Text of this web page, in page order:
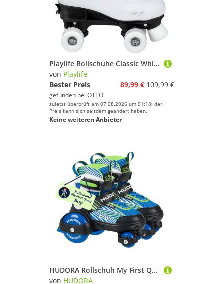
Playlife Rollschuhe Classic White adjustable
von Playlife
Bester Preis
89,99 € 109,99 €
gefunden bei OTTO
zuletzt überprüft am 07.08.2026 um 01:18; der
Preis kann sich seitdem geändert haben.
Keine weiteren Anbieter
HUDORA Rollschuh My First Quad in versch. Größen & Farben - hochwertige Rollschuhe für Kinder bis 20kg - Kinder Rollschuhe größenverstellbar - sichere Einsteiger-Rollerskates mit großen Rollen
von HUDORA